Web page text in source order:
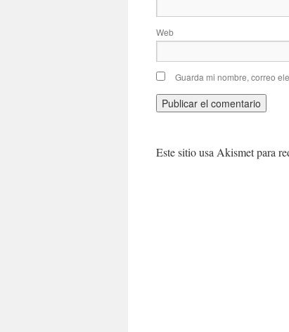
Web
Guarda mi nombre, correo
Este sitio usa Akismet para